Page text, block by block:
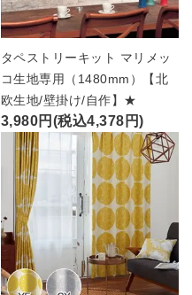
タペストリーキット マリメッ
コ生地専用（1480mm）【北
欧生地/壁掛け/自作】★
3,980円(税込4,378円)